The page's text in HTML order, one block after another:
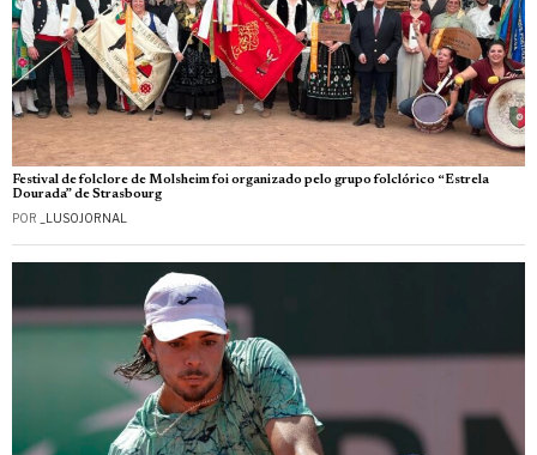
Festival de folclore de Molsheim foi organizado pelo grupo folclórico “Estrela
Dourada” de Strasbourg
POR _LUSOJORNAL